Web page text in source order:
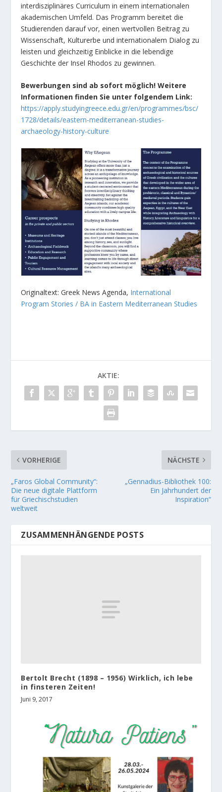
interdisziplinäres Curriculum in einem internationalen
akademischen Umfeld. Das Programm bereitet die
Studierenden darauf vor, einen wertvollen Beitrag zu
Wissenschaft, Kulturerbe und internationalem Dialog zu
leisten und gleichzeitig Einblicke in die lebendige
Geschichte der Insel Rhodos zu gewinnen.
Bewerbungen sind ab sofort möglich! Weitere
Informationen finden Sie unter folgendem Link:
https://apply.studyingreece.edu.gr/en/programmes/bsc/
1728/details/eastern-mediterranean-studies-
archaeology-history-culture
Originaltext: Greek News Agenda, International
Program Stories / BA in Eastern Mediterranean Studies
AKTIE:
VORHERIGE
„Faros Global Community“:
Die neue digitale Plattform
für Griechischstudien
weltweit
NÄCHSTE
„Gennadius-Bibliothek 100:
Ein Jahrhundert der
Inspiration“
ZUSAMMENHÄNGENDE POSTS
Bertolt Brecht (1898 – 1956) Wirklich, ich lebe
in finsteren Zeiten!
Juni 9, 2017